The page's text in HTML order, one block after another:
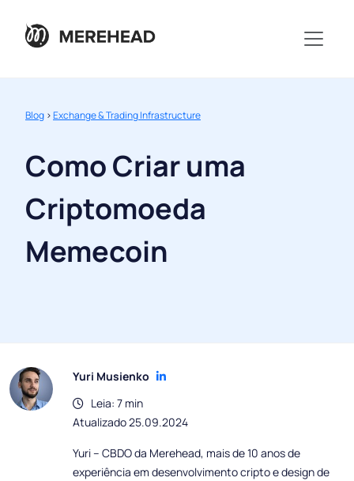
Blog >Exchange & Trading Infrastructure
Como Criar uma
Criptomoeda
Memecoin
Yuri Musienko
Leia: 7 min
Atualizado 25.09.2024
Yuri – CBDO da Merehead, mais de 10 anos de
experiência em desenvolvimento cripto e design de